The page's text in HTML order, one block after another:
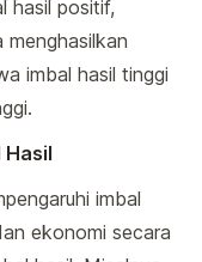
hasil positif,
imbal hasil tinggi
Hasil
imbal
ekonomi secara